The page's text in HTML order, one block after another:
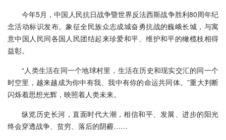
今年5月，中国人民抗日战争暨世界反法西斯战争胜利80周年纪
念活动标识发布。象征全民族众志成城奋勇抗战的巍峨长城，与寓
意中国人民同各国人民团结起来珍爱和平、维护和平的橄榄枝相得
益彰。
“人类生活在同一个地球村里，生活在历史和现实交汇的同一个
时空里，越来越成为你中有我、我中有你的命运共同体。”重大判断
闪烁着思想光辉，映照着人类未来。
纵览历史长河，直面时代大潮，相信和平、发展、进步的阳光
终会穿透战争、贫穷、落后的阴霾……